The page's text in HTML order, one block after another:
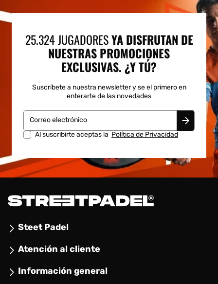
25.324 JUGADORESYA DISFRUTAN DE
NUESTRAS PROMOCIONES
EXCLUSIVAS. ¿Y TÚ?
Suscríbete a nuestra newsletter y se el primero en
enterarte de las novedades
Correo electrónico
Al suscribirte aceptas la Política de Privacidad
Steet Padel
Atención al cliente
Información general